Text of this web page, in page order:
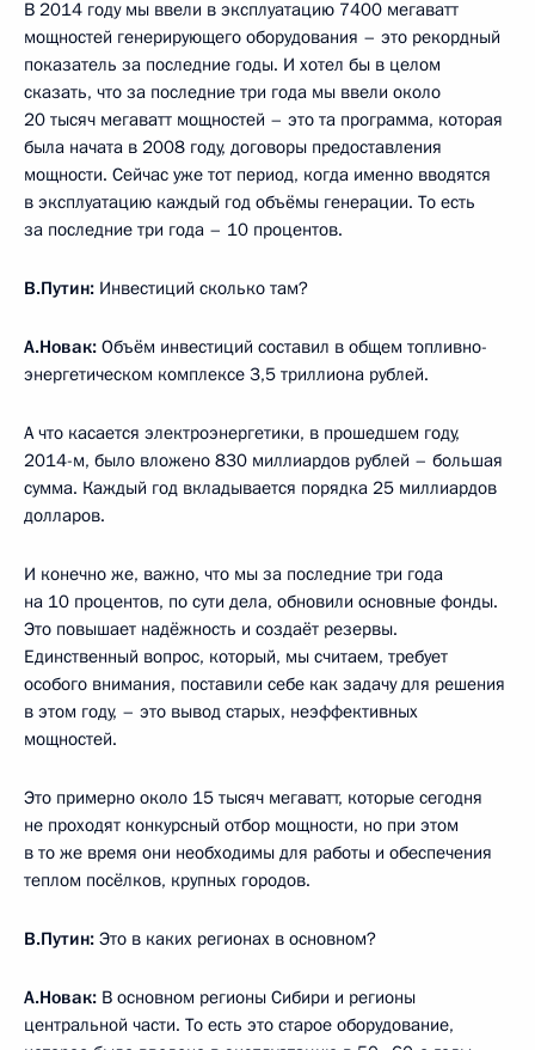
В 2014 году мы ввели в эксплуатацию 7400 мегаватт
мощностей генерирующего оборудования – это рекордный
показатель за последние годы. И хотел бы в целом
сказать, что за последние три года мы ввели около
20 тысяч мегаватт мощностей – это та программа, которая
была начата в 2008 году, договоры предоставления
мощности. Сейчас уже тот период, когда именно вводятся
в эксплуатацию каждый год объёмы генерации. То есть
за последние три года – 10 процентов.
В.Путин: Инвестиций сколько там?
А.Новак: Объём инвестиций составил в общем топливно-
энергетическом комплексе 3,5 триллиона рублей.
А что касается электроэнергетики, в прошедшем году,
2014-м, было вложено 830 миллиардов рублей – большая
сумма. Каждый год вкладывается порядка 25 миллиардов
долларов.
И конечно же, важно, что мы за последние три года
на 10 процентов, по сути дела, обновили основные фонды.
Это повышает надёжность и создаёт резервы.
Единственный вопрос, который, мы считаем, требует
особого внимания, поставили себе как задачу для решения
в этом году, – это вывод старых, неэффективных
мощностей.
Это примерно около 15 тысяч мегаватт, которые сегодня
не проходят конкурсный отбор мощности, но при этом
в то же время они необходимы для работы и обеспечения
теплом посёлков, крупных городов.
В.Путин: Это в каких регионах в основном?
А.Новак: В основном регионы Сибири и регионы
центральной части. То есть это старое оборудование,